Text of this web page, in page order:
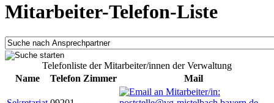
Mitarbeiter-Telefon-Liste
Telefonliste der Mitarbeiter/innen der Verwaltung
Name
Telefon Zimmer Mail